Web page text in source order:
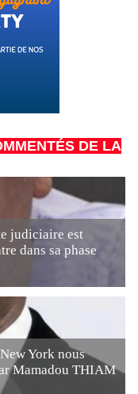
DE LA
judiciaire est
dans sa phase
York nous
Mamadou THIAM